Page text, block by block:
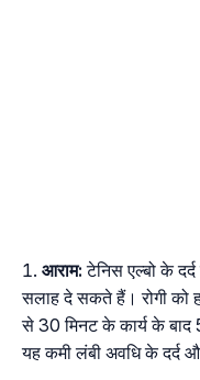
आराम: टेनिस एल्बो के
सलाह दे सकते हैं। रोगी को
से 30 मिनट के कार्य के बाद
यह कमी लंबी अवधि के दर्द